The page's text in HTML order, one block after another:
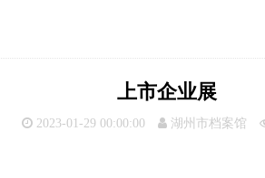
上市企业展
2023-01-29 00:00:00 湖州市档案馆